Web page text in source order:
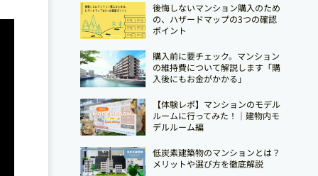
後悔しないマンション購入のため
の、ハザードマップの3つの確認
ポイント
購入前に要チェック。マンション
の維持費について解説します「購
入後にもお金がかかる」
【体験レポ】マンションのモデル
ルームに行ってみた！｜建物内モ
デルルーム編
低炭素建築物のマンションとは？
メリットや選び方を徹底解説